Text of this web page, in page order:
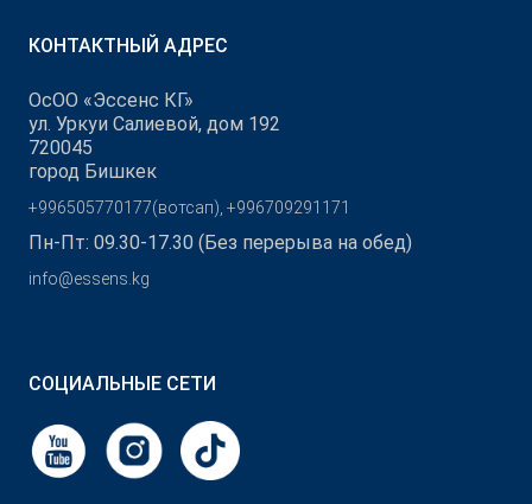
КОНТАКТНЫЙ АДРЕС
ОсОО «Эссенс КГ»
ул. Уркуи Салиевой, дом 192
720045
город Бишкек
+996505770177(вотсап), +996709291171
Пн-Пт: 09.30-17.30 (Без перерыва на обед)
info@essens.kg
СОЦИАЛЬНЫЕ СЕТИ